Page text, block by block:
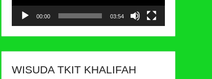
00:00 03:54
WISUDA TKIT KHALIFAH